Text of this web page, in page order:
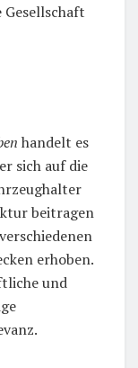
handelt es
sich auf die
beitragen
erhoben.
und